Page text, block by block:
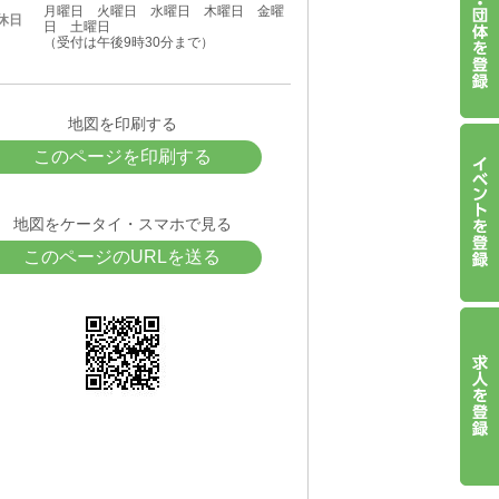
日
月曜日 火曜日 水曜日 木曜日 金曜
日 土曜日
（受付は午後9時30分まで）
地図を印刷する
このページを印刷する
地図をケータイ・スマホで見る
このページのURLを送る